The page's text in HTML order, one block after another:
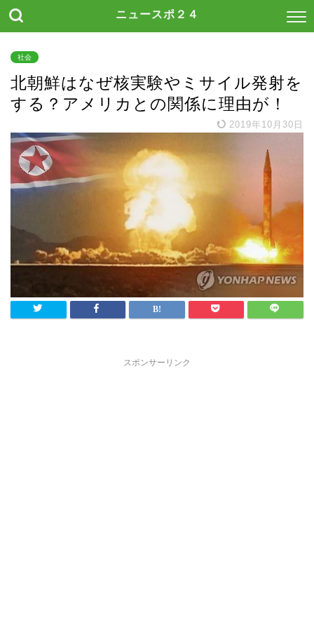
ニュースポ２４
社会
北朝鮮はなぜ核実験やミサイル発射を
する？アメリカとの関係に理由が！
2019年10月30日
スポンサーリンク